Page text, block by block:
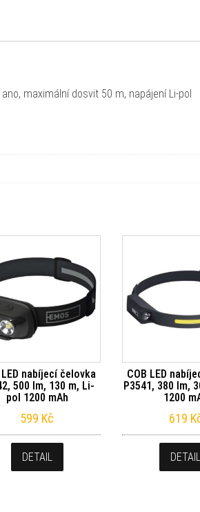
maximální dosvit 50 m, napájení Li-pol
LED nabíjecí čelovka
500 lm, 130 m, Li-
pol 1200 mAh
599 Kč
DETAIL
COB LED
P3541, 380 lm,
1200
619
DETAIL